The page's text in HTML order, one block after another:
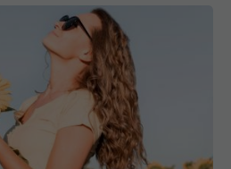
De ce soarele nu
deficitul